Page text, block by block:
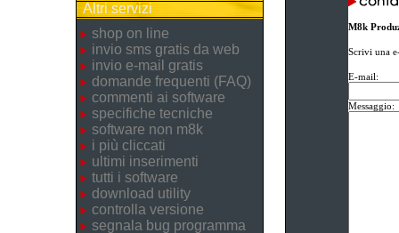
Altri servizi
shop on line
invio sms gratis da web
invio e-mail gratis
domande frequenti (FAQ)
commenti ai software
specifiche tecniche
software non m8k
i più cliccati
ultimi inserimenti
tutti i software
download utility
controlla versione
segnala bug programma
M8k
Scrivi una
E-mail:
Messaggio: